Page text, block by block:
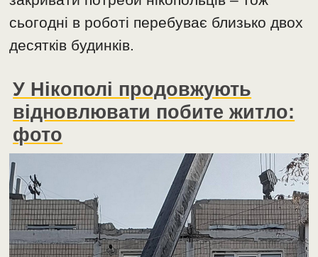
сьогодні в роботі перебуває близько двох
десятків будинків.
У Нікополі продовжують
відновлювати побите житло:
фото